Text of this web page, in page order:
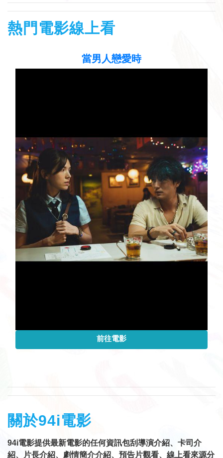
熱門電影線上看
當男人戀愛時
前往電影
關於94i電影
94i電影提供最新電影的任何資訊包刮導演介紹、卡司介
紹、片長介紹、劇情簡介介紹、預告片觀看、線上看來源分